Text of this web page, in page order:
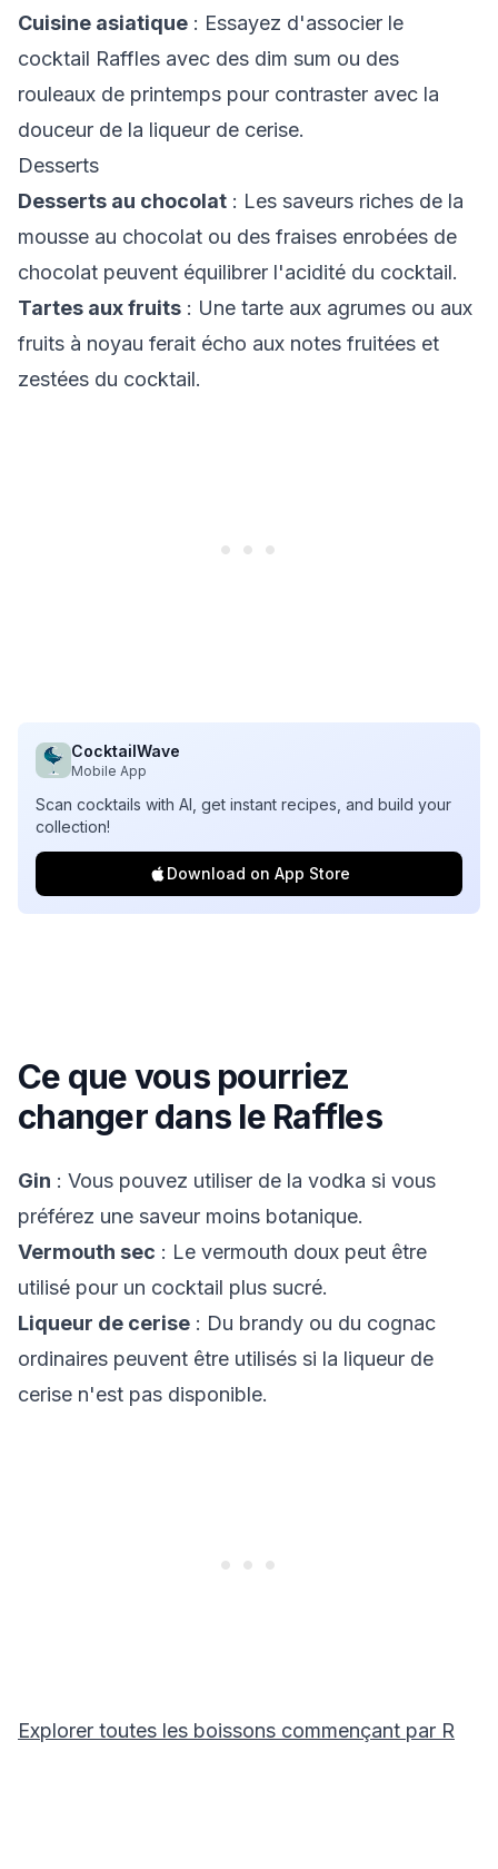
Cuisine asiatique : Essayez d'associer le
cocktail Raffles avec des dim sum ou des
rouleaux de printemps pour contraster avec la
douceur de la liqueur de cerise.
Desserts
Desserts au chocolat : Les saveurs riches de la
mousse au chocolat ou des fraises enrobées de
chocolat peuvent équilibrer l'acidité du cocktail.
Tartes aux fruits : Une tarte aux agrumes ou aux
fruits à noyau ferait écho aux notes fruitées et
zestées du cocktail.
CocktailWave
Mobile App
Scan cocktails with AI, get instant recipes, and build your
collection!
Download on App Store
Ce que vous pourriez
changer dans le Raffles
Gin : Vous pouvez utiliser de la vodka si vous
préférez une saveur moins botanique.
Vermouth sec : Le vermouth doux peut être
utilisé pour un cocktail plus sucré.
Liqueur de cerise : Du brandy ou du cognac
ordinaires peuvent être utilisés si la liqueur de
cerise n'est pas disponible.
Explorer toutes les boissons commençant par R